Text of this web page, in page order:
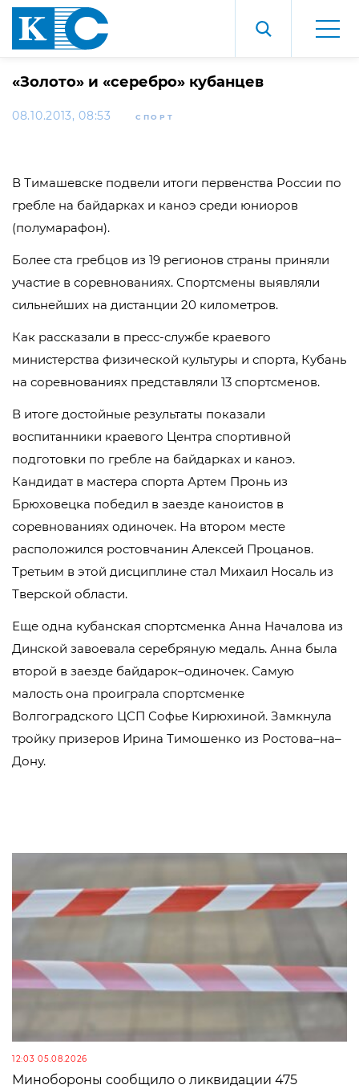
«Золото» и «серебро» кубанцев
08.10.2013, 08:53 СПОРТ
В Тимашевске подвели итоги первенства России по
гребле на байдарках и каноэ среди юниоров
(полумарафон).
Более ста гребцов из 19 регионов страны приняли
участие в соревнованиях. Спортсмены выявляли
сильнейших на дистанции 20 километров.
Как рассказали в пресс-службе краевого
министерства физической культуры и спорта, Кубань
на соревнованиях представляли 13 спортсменов.
В итоге достойные результаты показали
воспитанники краевого Центра спортивной
подготовки по гребле на байдарках и каноэ.
Кандидат в мастера спорта Артем Пронь из
Брюховецка победил в заезде каноистов в
соревнованиях одиночек. На втором месте
расположился ростовчанин Алексей Процанов.
Третьим в этой дисциплине стал Михаил Носаль из
Тверской области.
Еще одна кубанская спортсменка Анна Началова из
Динской завоевала серебряную медаль. Анна была
второй в заезде байдарок–одиночек. Самую
малость она проиграла спортсменке
Волгоградского ЦСП Софье Кирюхиной. Замкнула
тройку призеров Ирина Тимошенко из Ростова–на–
Дону.
12:03 05.08.2026
Минобороны сообщило о ликвидации 475